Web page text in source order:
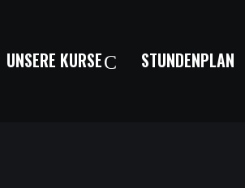
UNSERE KURSE STUNDENPLAN